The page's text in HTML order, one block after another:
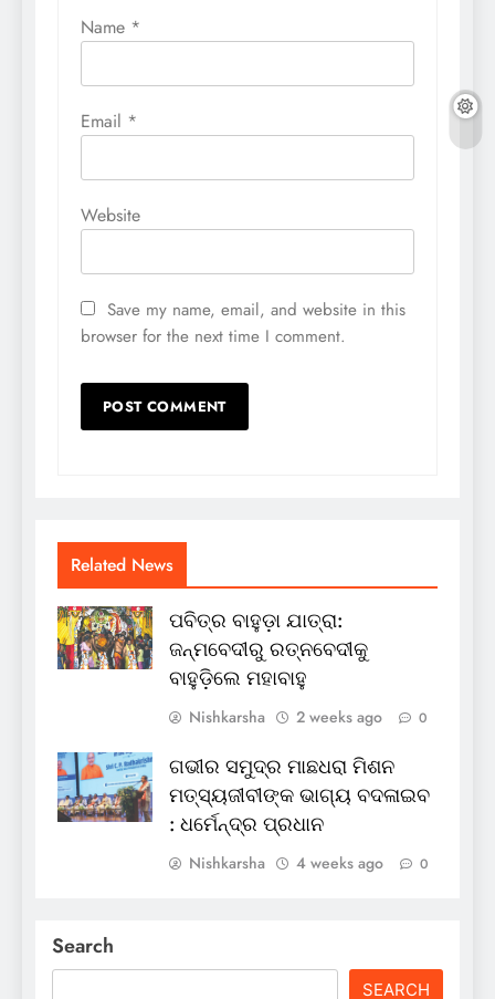
Name *
Email *
Website
Save my name, email, and website in this
browser for the next time I comment.
Related News
ପବିତ୍ର ବାହୁଡ଼ା ଯାତ୍ରା:
ଜନ୍ମବେଦୀରୁ ରତ୍ନବେଦୀକୁ
ବାହୁଡ଼ିଲେ ମହାବାହୁ
Nishkarsha 2 weeks ago 0
ଗଭୀର ସମୁଦ୍ର ମାଛଧରା ମିଶନ
ମତ୍ସ୍ୟଜୀବୀଙ୍କ ଭାଗ୍ୟ ବଦଳାଇବ
: ଧର୍ମେନ୍ଦ୍ର ପ୍ରଧାନ
Nishkarsha 4 weeks ago 0
Search
SEARCH